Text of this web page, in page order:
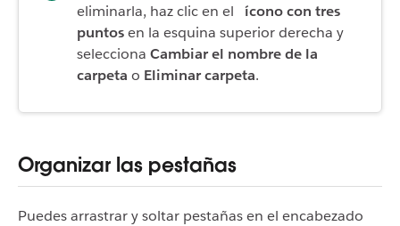
eliminarla, haz clic en el
ícono con tres
puntosen la esquina superior derecha y
selecciona Cambiar el nombre de la
carpeta o Eliminar carpeta.
Organizar las pestañas
Puedes arrastrar y soltar pestañas en el encabezado